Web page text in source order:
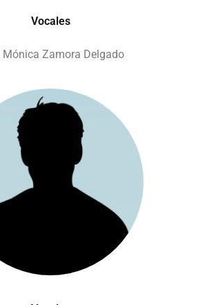
Vocales
Mónica Zamora Delgado